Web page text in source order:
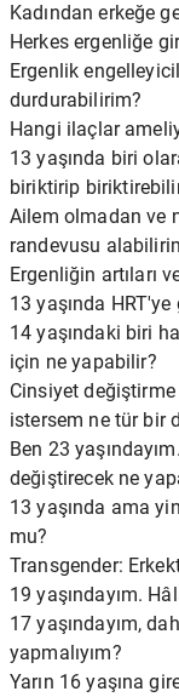
Kadından erkeğe
Herkes ergenliğe
Ergenlik
durdurabilirim?
Hangi ilaçlar
13 yaşında biri
biriktirip
Ailem olmadan ve
randevusu
Ergenliğin artıları
13 yaşında
14 yaşındaki biri
için ne yapabilir?
Cinsiyet
istersem ne tür bir
Ben 23
değiştirecek ne
13 yaşında ama
mu?
Transgender:
19 yaşındayım.
17 yaşındayım,
yapmalıyım?
Yarın 16 yaşına